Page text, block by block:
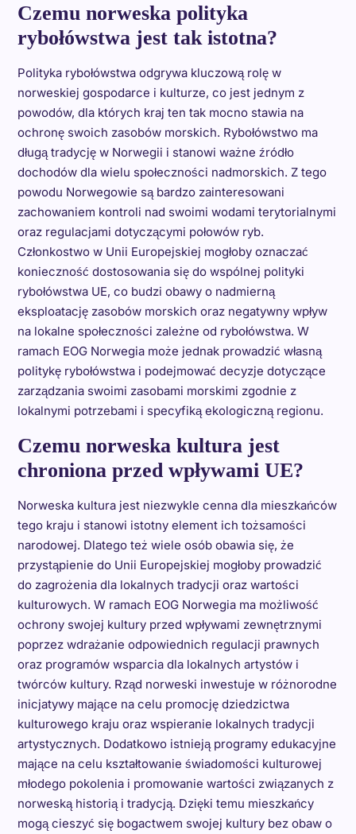
Czemu norweska polityka
rybołówstwa jest tak istotna?
Polityka rybołówstwa odgrywa kluczową rolę w
norweskiej gospodarce i kulturze, co jest jednym z
powodów, dla których kraj ten tak mocno stawia na
ochronę swoich zasobów morskich. Rybołówstwo ma
długą tradycję w Norwegii i stanowi ważne źródło
dochodów dla wielu społeczności nadmorskich. Z tego
powodu Norwegowie są bardzo zainteresowani
zachowaniem kontroli nad swoimi wodami terytorialnymi
oraz regulacjami dotyczącymi połowów ryb.
Członkostwo w Unii Europejskiej mogłoby oznaczać
konieczność dostosowania się do wspólnej polityki
rybołówstwa UE, co budzi obawy o nadmierną
eksploatację zasobów morskich oraz negatywny wpływ
na lokalne społeczności zależne od rybołówstwa. W
ramach EOG Norwegia może jednak prowadzić własną
politykę rybołówstwa i podejmować decyzje dotyczące
zarządzania swoimi zasobami morskimi zgodnie z
lokalnymi potrzebami i specyfiką ekologiczną regionu.
Czemu norweska kultura jest
chroniona przed wpływami UE?
Norweska kultura jest niezwykle cenna dla mieszkańców
tego kraju i stanowi istotny element ich tożsamości
narodowej. Dlatego też wiele osób obawia się, że
przystąpienie do Unii Europejskiej mogłoby prowadzić
do zagrożenia dla lokalnych tradycji oraz wartości
kulturowych. W ramach EOG Norwegia ma możliwość
ochrony swojej kultury przed wpływami zewnętrznymi
poprzez wdrażanie odpowiednich regulacji prawnych
oraz programów wsparcia dla lokalnych artystów i
twórców kultury. Rząd norweski inwestuje w różnorodne
inicjatywy mające na celu promocję dziedzictwa
kulturowego kraju oraz wspieranie lokalnych tradycji
artystycznych. Dodatkowo istnieją programy edukacyjne
mające na celu kształtowanie świadomości kulturowej
młodego pokolenia i promowanie wartości związanych z
norweską historią i tradycją. Dzięki temu mieszkańcy
mogą cieszyć się bogactwem swojej kultury bez obaw o